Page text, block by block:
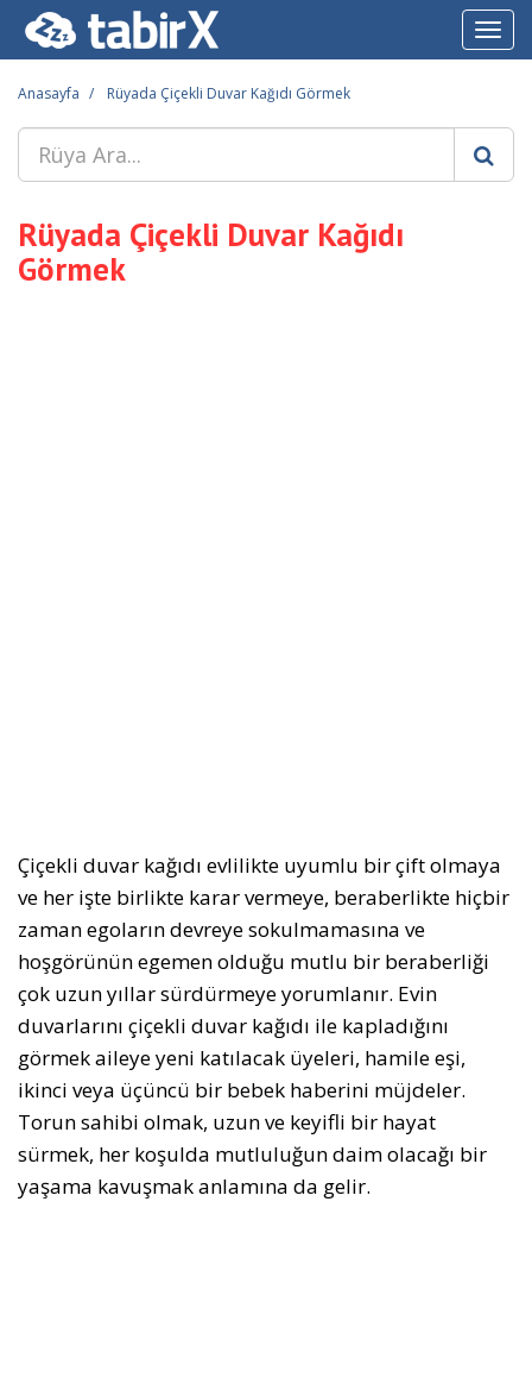
Anasayfa Rüyada Çiçekli Duvar Kağıdı Görmek
Rüyada Çiçekli Duvar Kağıdı
Görmek
Çiçekli duvar kağıdı evlilikte uyumlu bir çift olmaya
ve her işte birlikte karar vermeye, beraberlikte hiçbir
zaman egoların devreye sokulmamasına ve
hoşgörünün egemen olduğu mutlu bir beraberliği
çok uzun yıllar sürdürmeye yorumlanır. Evin
duvarlarını çiçekli duvar kağıdı ile kapladığını
görmek aileye yeni katılacak üyeleri, hamile eşi,
ikinci veya üçüncü bir bebek haberini müjdeler.
Torun sahibi olmak, uzun ve keyifli bir hayat
sürmek, her koşulda mutluluğun daim olacağı bir
yaşama kavuşmak anlamına da gelir.